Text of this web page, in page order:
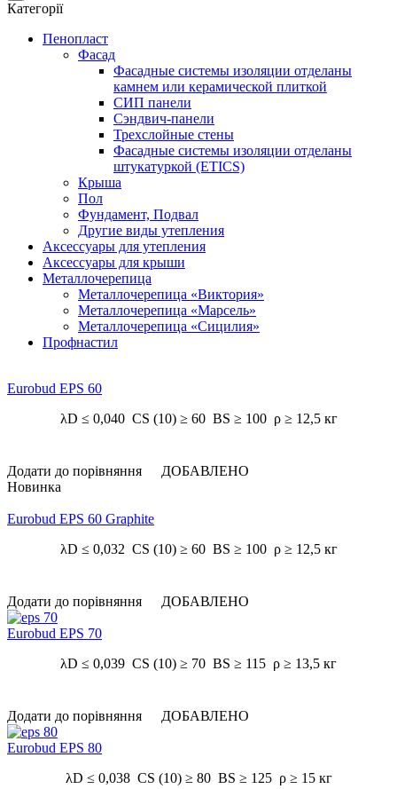
Категорії
Пенопласт
Фасад
Фасадные системы изоляции отделаны
камнем или керамической плиткой
СИП панели
Сэндвич-панели
Трехслойные стены
Фасадные системы изоляции отделаны
штукатуркой (EТICS)
Крыша
Пол
Фундамент, Подвал
Другие виды утепления
Аксессуары для утепления
Аксессуары для крыши
Металлочерепица
Металлочерепица «Виктория»
Металлочерепица «Марсель»
Металлочерепица «Сицилия»
Профнастил
Eurobud EPS 60
λD ≤ 0,040 CS (10) ≥ 60 BS ≥ 100 ρ ≥ 12,5 кг
Додати до порівняння
ДОБАВЛЕНО
Новинка
Eurobud EPS 60 Graphite
λD ≤ 0,032 CS (10) ≥ 60 BS ≥ 100 ρ ≥ 12,5 кг
Додати до порівняння ДОБАВЛЕНО
Eurobud EPS 70
λD ≤ 0,039 CS (10) ≥ 70 BS ≥ 115 ρ ≥ 13,5 кг
Додати до порівняння ДОБАВЛЕНО
Eurobud EPS 80
λD ≤ 0,038 CS (10) ≥ 80 BS ≥ 125 ρ ≥ 15 кг